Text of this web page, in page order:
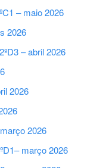
– maio 2026
2026
– abril 2026
2026
2026
março 2026